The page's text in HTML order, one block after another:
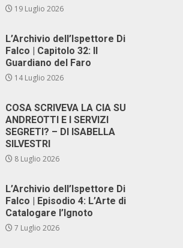
19 Luglio 2026
L’Archivio dell’Ispettore Di
Falco | Capitolo 32: Il
Guardiano del Faro
14 Luglio 2026
COSA SCRIVEVA LA CIA SU
ANDREOTTI E I SERVIZI
SEGRETI? – DI ISABELLA
SILVESTRI
8 Luglio 2026
L’Archivio dell’Ispettore Di
Falco | Episodio 4: L’Arte di
Catalogare l’Ignoto
7 Luglio 2026